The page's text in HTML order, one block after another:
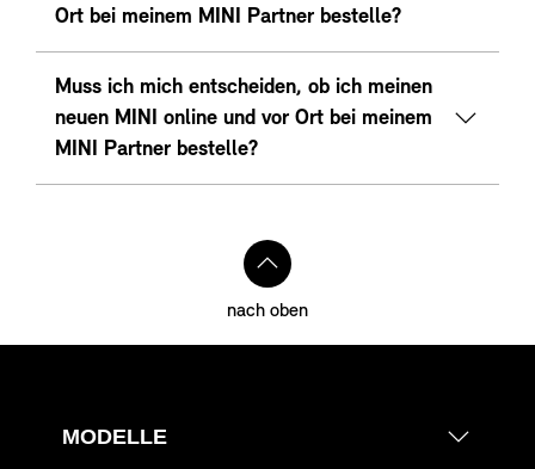
Ort bei meinem MINI Partner bestelle?
Muss ich mich entscheiden, ob ich meinen
neuen MINI online und vor Ort bei meinem
MINI Partner bestelle?
nach oben
MODELLE